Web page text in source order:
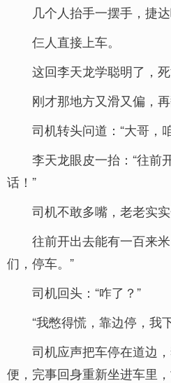
几个人抬手一摆手，捷
仨人直接上车。
这回李天龙学聪明了，
刚才那地方又滑又偏，再
司机转头问道：“大哥，
李天龙眼皮一抬：“往前
话！”
司机不敢多嘴，老老实实
往前开出去能有一百来
们，停车。”
司机回头：“咋了？”
“我憋得慌，靠边停，我
司机应声把车停在道边
便，完事回身重新坐进车里